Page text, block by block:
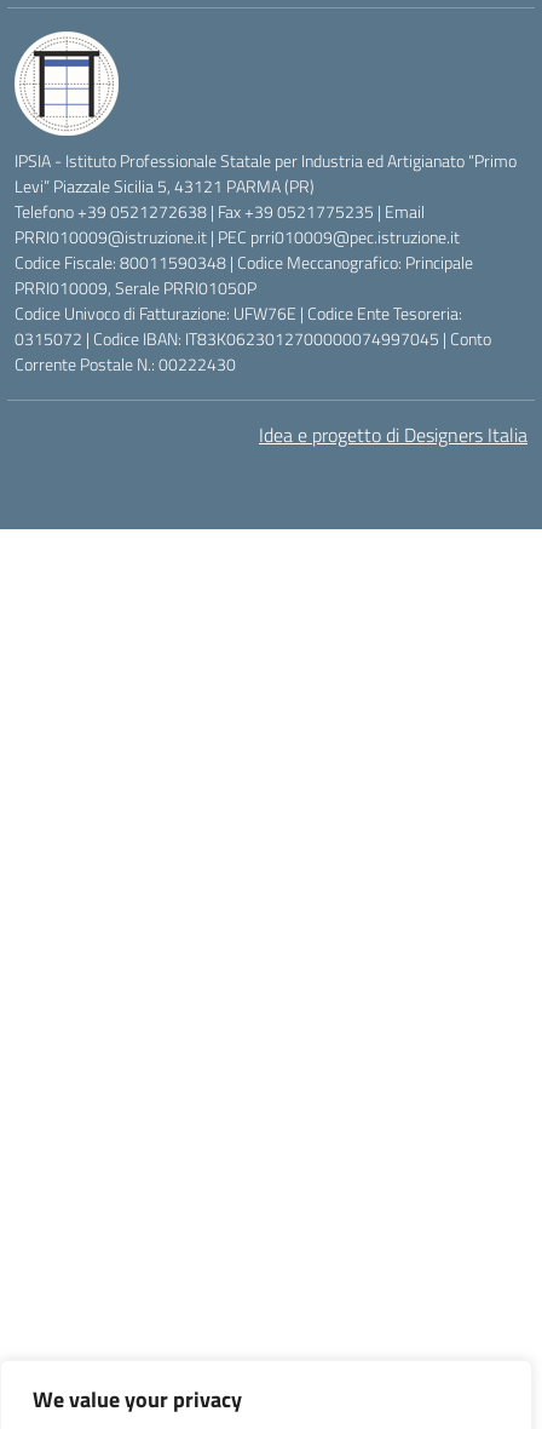
We value your privacy
IPSIA - Istituto Professionale Statale per Industria ed Artigianato “Primo
Levi” Piazzale Sicilia 5, 43121 PARMA (PR)
Telefono +39 0521272638 | Fax +39 0521775235 | Email
PRRI010009@istruzione.it| PEC prri010009@pec.istruzione.it
Codice Fiscale: 80011590348 | Codice Meccanografico: Principale
PRRI010009, Serale PRRI01050P
Codice Univoco di Fatturazione: UFW76E | Codice Ente Tesoreria:
0315072 | Codice IBAN: IT83K0623012700000074997045 | Conto
Corrente Postale N.: 00222430
Idea e progetto di Designers Italia